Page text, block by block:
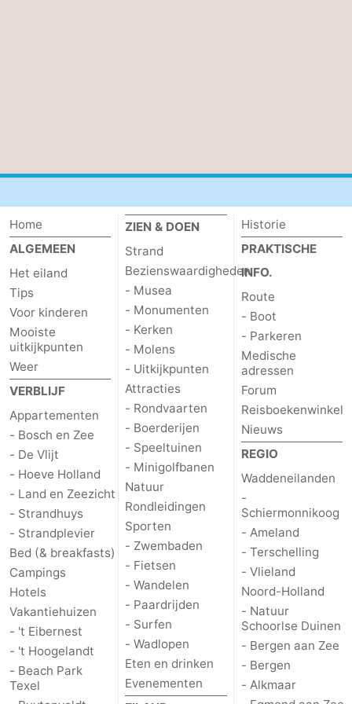
-
Schiermonnikoog
-
Ameland
-
Terschelling
-
Vlieland
Noord-
Holland
-
Natuur
Schoorlse
Duinen
-
Bergen
aan
Zee
-
Bergen
-
Alkmaar
Egmond
aan
Zee
Noordhollands
duinreservaat
-
Wijk
aan
Zee
-
Natuur
Zuid-
Kennermerland
-
Amsterdam
Haarlem
Home
ALGEMEEN
Het eiland
Tips
Voor kinderen
Mooiste
uitkijkpunten
Weer
VERBLIJF
Appartementen
- Bosch en Zee
- De Vlijt
- Hoeve Holland
- Land en Zeezicht
- Strandhuys
- Strandplevier
Bed (& breakfasts)
Campings
Hotels
Vakantiehuizen
- 't Eibernest
- 't Hoogelandt
- Beach Park
Texel
ZIEN & DOEN
Strand
Bezienswaardigheden
- Musea
- Monumenten
- Kerken
- Molens
- Uitkijkpunten
Attracties
- Rondvaarten
- Boerderijen
- Speeltuinen
- Minigolfbanen
Natuur
Rondleidingen
Sporten
- Zwembaden
- Fietsen
- Wandelen
- Paardrijden
- Surfen
- Wadlopen
Eten en drinken
Evenementen
Historie
PRAKTISCHE
INFO.
Route
- Boot
- Parkeren
Medische
adressen
Forum
Reisboekenwinkel
Nieuws
REGIO
Waddeneilanden
-
Schiermonnikoog
- Ameland
- Terschelling
- Vlieland
Noord-Holland
- Natuur
Schoorlse Duinen
- Bergen aan Zee
- Bergen
- Alkmaar